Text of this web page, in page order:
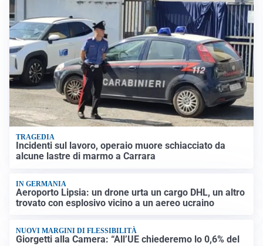
TRAGEDIA
Incidenti sul lavoro, operaio muore schiacciato da
alcune lastre di marmo a Carrara
IN GERMANIA
Aeroporto Lipsia: un drone urta un cargo DHL, un altro
trovato con esplosivo vicino a un aereo ucraino
NUOVI MARGINI DI FLESSIBILITÀ
Giorgetti alla Camera: “All’UE chiederemo lo 0,6% del